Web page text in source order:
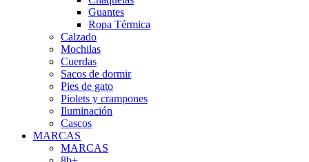
Guantes
Ropa Térmica
Calzado
Mochilas
Cuerdas
Sacos de dormir
Pies de gato
Piolets y crampones
Iluminación
Cascos
MARCAS
MARCAS